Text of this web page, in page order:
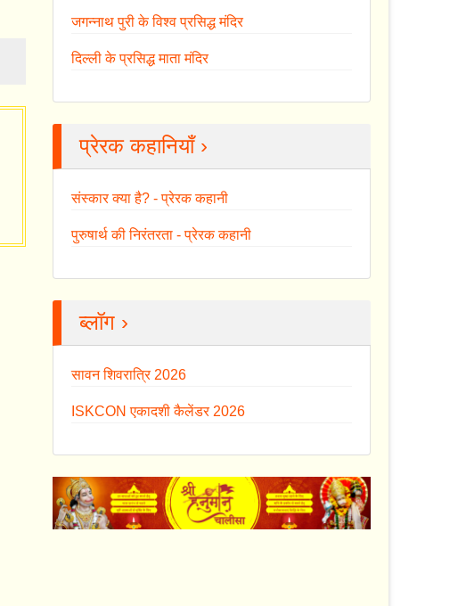
जगन्नाथ पुरी के विश्व प्रसिद्ध मंदिर
दिल्ली के प्रसिद्ध माता मंदिर
प्रेरक कहानियाँ ›
संस्कार क्या है? - प्रेरक कहानी
पुरुषार्थ की निरंतरता - प्रेरक कहानी
ब्लॉग ›
सावन शिवरात्रि 2026
ISKCON एकादशी कैलेंडर 2026